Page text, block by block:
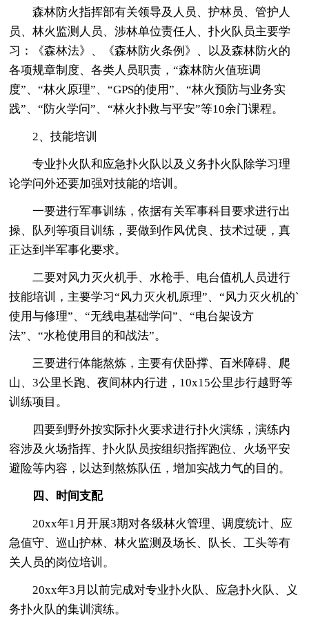
森林防火指挥部有关领导及人员、护林员、管护人
员、林火监测人员、涉林单位责任人、扑火队员主要学
习：《森林法》、《森林防火条例》、以及森林防火的
各项规章制度、各类人员职责，“森林防火值班调
度”、“林火原理”、“GPS的使用”、“林火预防与业务实
践”、“防火学问”、“林火扑救与平安”等10余门课程。
2、技能培训
专业扑火队和应急扑火队以及义务扑火队除学习理
论学问外还要加强对技能的培训。
一要进行军事训练，依据有关军事科目要求进行出
操、队列等项目训练，要做到作风优良、技术过硬，真
正达到半军事化要求。
二要对风力灭火机手、水枪手、电台值机人员进行
技能培训，主要学习“风力灭火机原理”、“风力灭火机的`
使用与修理”、“无线电基础学问”、“电台架设方
法”、“水枪使用目的和战法”。
三要进行体能熬炼，主要有伏卧撑、百米障碍、爬
山、3公里长跑、夜间林内行进，10x15公里步行越野等
训练项目。
四要到野外按实际扑火要求进行扑火演练，演练内
容涉及火场指挥、扑火队员按组织指挥跑位、火场平安
避险等内容，以达到熬炼队伍，增加实战力气的目的。
四、时间支配
20xx年1月开展3期对各级林火管理、调度统计、应
急值守、巡山护林、林火监测及场长、队长、工头等有
关人员的岗位培训。
20xx年3月以前完成对专业扑火队、应急扑火队、义
务扑火队的集训演练。